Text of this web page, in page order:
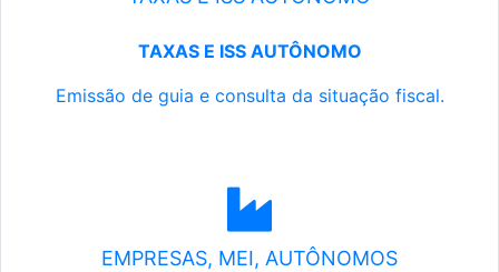
TAXAS E ISS AUTÔNOMO
Emissão de guia e consulta da situação fiscal.
EMPRESAS, MEI, AUTÔNOMOS